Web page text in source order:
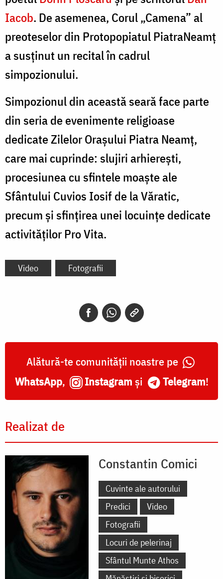
Iacob. De asemenea, Corul „Camena” al
preoteselor din Protopopiatul PiatraNeamț
a susținut un recital în cadrul
simpozionului.
Simpozionul din această seară face parte
din seria de evenimente religioase
dedicate Zilelor Oraşului Piatra Neamţ,
care mai cuprinde: slujiri arhiereşti,
procesiunea cu sfintele moaşte ale
Sfântului Cuvios Iosif de la Văratic,
precum şi sfinţirea unei locuințe dedicate
activităţilor Pro Vita.
Video Fotografii
Alătură-te comunității noastre pe
WhatsApp, Instagram și Telegram!
Realizat de
Constantin Comici
Cuvinte ale autorului
Predici
Video
Fotografii
Locuri de pelerinaj
Sfântul Munte Athos